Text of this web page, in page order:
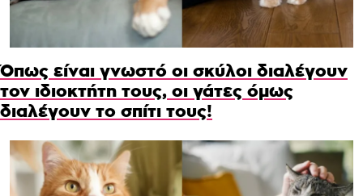
Όπως είναι γνωστό οι σκύλοι διαλέγουν
τον ιδιοκτήτη τους, οι γάτες όμως
διαλέγουν το σπίτι τους!